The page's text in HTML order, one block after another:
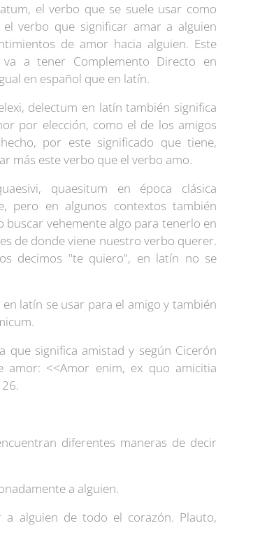
el verbo que se suele usar como
verbo que significar amar a alguien
de amor hacia alguien. Este
a tener Complemento Directo en
en español que en latín.
delectum en latín también significa
por elección, como el de los amigos
por este significado que tiene,
más este verbo que el verbo amo.
quaesitum en época clásica
pero en algunos contextos también
buscar vehemente algo para tenerlo en
de donde viene nuestro verbo querer.
decimos "te quiero", en latín no se
latín se usar para el amigo y también
que significa amistad y según Cicerón
<<Amor enim, ex quo amicitia
diferentes maneras de decir
a alguien.
a alguien de todo el corazón. Plauto,